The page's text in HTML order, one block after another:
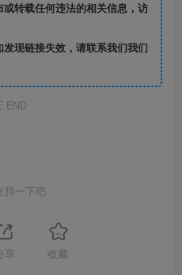
转载任何违法的相关信息，访
现链接失效，请联系我们我们
END
持一下吧
享 收藏